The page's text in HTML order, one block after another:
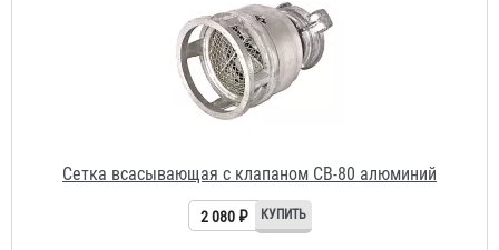
Сетка всасывающая с клапаном СВ-80 алюминий
2 080 ₽